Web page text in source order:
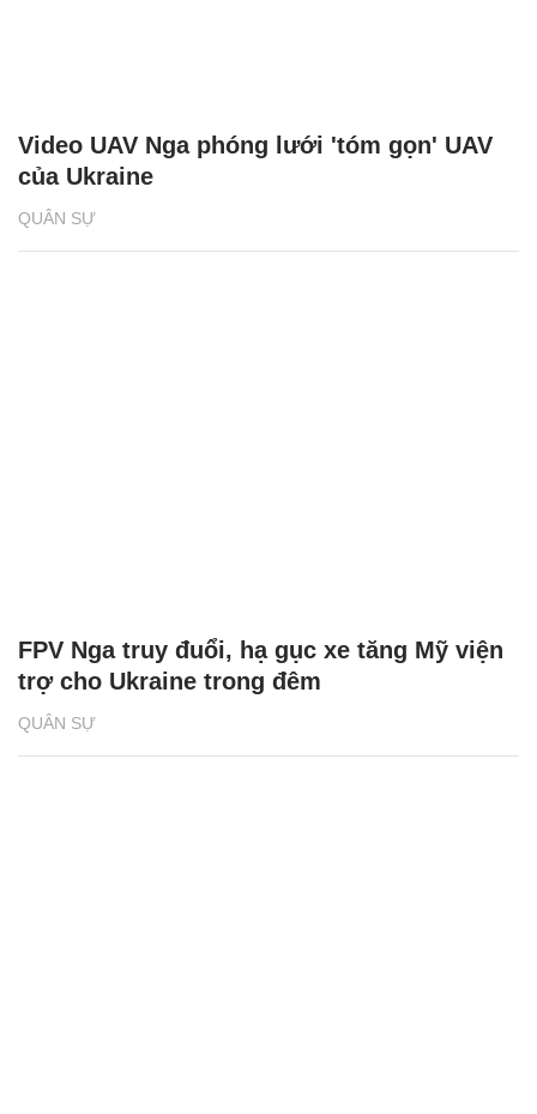
QUÂN SỰ
Video UAV Nga phóng lưới 'tóm gọn' UAV
của Ukraine
QUÂN SỰ
FPV Nga truy đuổi, hạ gục xe tăng Mỹ viện
trợ cho Ukraine trong đêm